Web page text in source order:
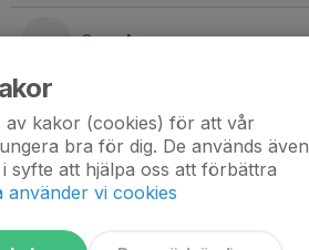
Saga A.
av kakor (cookies) för att vår
bra för dig. De används även
syfte att hjälpa oss att förbättra
använder vi cookies